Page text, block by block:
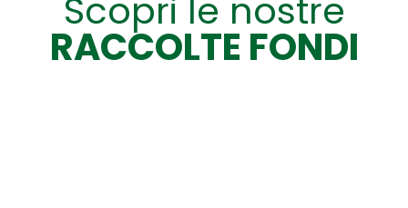
Scopri le nostre
RACCOLTE FONDI